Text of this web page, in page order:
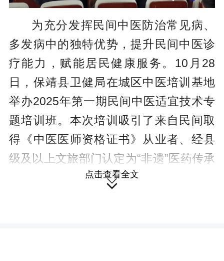
为充分发挥民间中医防治常见病、
多发病中的独特优势，提升民间中医诊
疗能力，赋能居民健康服务。10月28
日，保靖县卫健局在城区中医培训基地
举办2025年第一期民间中医适宜技术专
题培训班。本次培训吸引了来自民间取
得《中医医师资格证书》从业者、经县
级及以上文旅部门认定为“非遗”医药传承
人、从事民间中医诊疗工作5年以上的从
点击查看全文
